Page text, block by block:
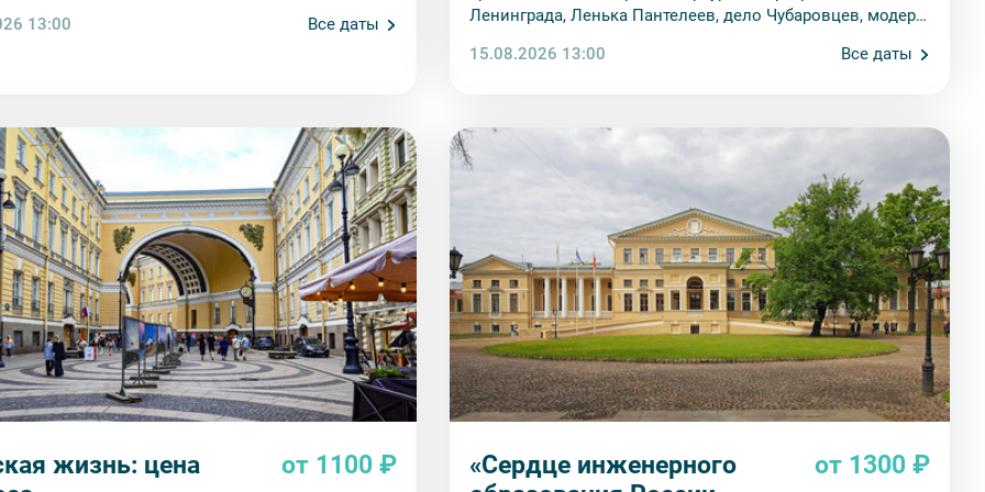
13:00 Все даты
Ленинграда, Ленька Пантелеев, дело Чубаровцев, модерн
15.08.2026 13:00 Все даты
жизнь: цена
от 1100 ₽
«Сердце инженерного
от 1300 ₽